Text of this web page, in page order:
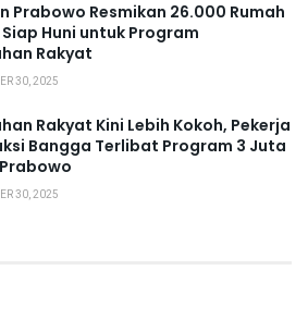
Prabowo Resmikan 26.000 Rumah
Huni untuk Program
Rakyat
30, 2025
Rakyat Kini Lebih Kokoh, Pekerja
Bangga Terlibat Program 3 Juta
30, 2025